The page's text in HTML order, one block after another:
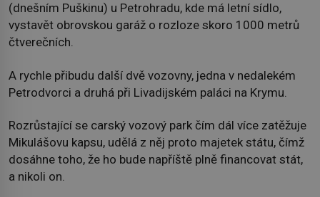
(dnešním Puškinu) u Petrohradu, kde má letní sídlo,
vystavět obrovskou garáž o rozloze skoro 1000 metrů
čtverečních.
A rychle přibudu další dvě vozovny, jedna v nedalekém
Petrodvorci a druhá při Livadijském paláci na Krymu.
Rozrůstající se carský vozový park čím dál více zatěžuje
Mikulášovu kapsu, udělá z něj proto majetek státu, čímž
dosáhne toho, že ho bude napříště plně financovat stát,
a nikoli on.